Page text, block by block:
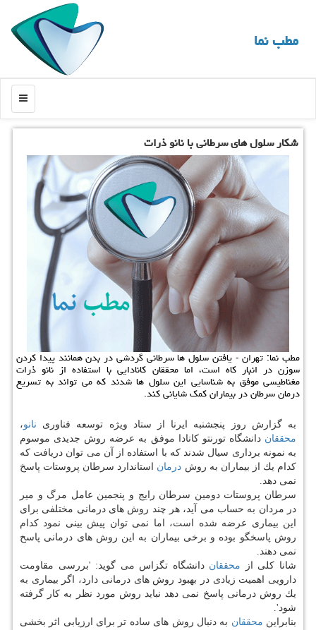
مطب نما
منو
شكار سلول های سرطانی با نانو ذرات
مطب نما: تهران - یافتن سلول ها سرطانی گردشی در بدن همانند پیدا كردن
سوزن در انبار كاه است، اما محققان كانادایی با استفاده از نانو ذرات
مغناطیسی موفق به شناسایی این سلول ها شدند كه می تواند به تسریع
درمان سرطان در بیماران كمك شایانی كند.
به گزارش روز پنجشنبه ایرنا از ستاد ویژه توسعه فناوری نانو،
محققان دانشگاه تورنتو كانادا موفق به عرضه روش جدیدی موسوم
به نمونه برداری سیال شدند كه با استفاده از آن می توان دریافت كه
كدام یك از بیماران به روش درمان استاندارد سرطان پروستات پاسخ
نمی دهد.
سرطان پروستات دومین سرطان رایج و پنجمین عامل مرگ و میر
در مردان به حساب می آید، هر چند روش های درمانی مختلفی برای
این بیماری عرضه شده است، اما نمی توان پیش بینی نمود كدام
روش پاسخگو بوده و برخی بیماران به این روش های درمانی پاسخ
نمی دهند.
شانا كلی از محققان دانشگاه تگزاس می گوید: 'بررسی مقاومت
دارویی اهمیت زیادی در بهبود روش های درمانی دارد، اگر بیماری به
یك روش درمانی پاسخ نمی دهد نباید روش مورد نظر به كار گرفته
شود'.
بنابراین محققان به دنبال روش های ساده تر برای ارزیابی اثر بخشی